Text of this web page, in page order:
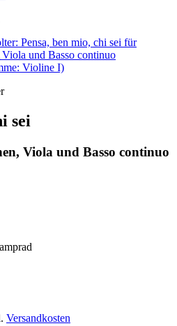
sei
Viola und Basso continuo
Versandkosten